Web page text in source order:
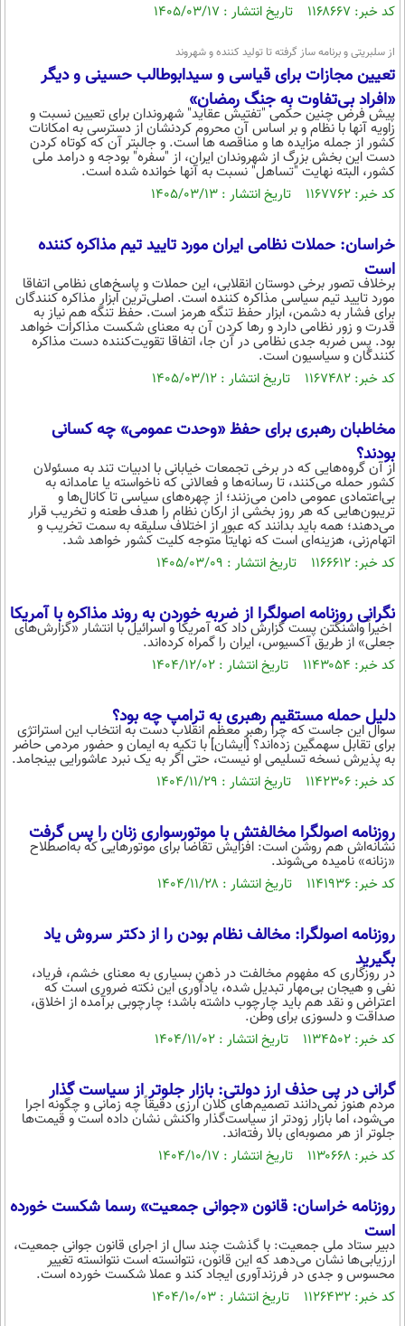
کد خبر: ۱۱۶۸۶۶۷ تاریخ انتشار : ۱۴۰۵/۰۳/۱۷
از سلبریتی و برنامه ساز گرفته تا تولید کننده و شهروند
تعیین مجازات برای قیاسی و سیدابوطالب حسینی و دیگر
«افراد بی‌تفاوت به جنگ رمضان»
پیش فرض چنین حکمی "تفتیش عقاید" شهروندان برای تعیین نسبت و
زاویه آنها با نظام و بر اساس آن محروم کردنشان از دسترسی به امکانات
کشور از جمله مزایده ها و مناقصه ها است. و جالبتر آن که کوتاه کردن
دست این بخش بزرگ از شهروندان ایران، از "سفره" بودجه و درامد ملی
کشور، البته نهایت "تساهل" نسبت به آنها خوانده شده است.
کد خبر: ۱۱۶۷۷۶۲ تاریخ انتشار : ۱۴۰۵/۰۳/۱۳
خراسان: حملات نظامی ایران مورد تایید تیم مذاکره کننده
است
برخلاف تصور برخی دوستان انقلابی، این حملات و پاسخ‌های نظامی اتفاقا
مورد تایید تیم سیاسی مذاکره کننده است. اصلی‌ترین ابزار مذاکره کنندگان
برای فشار به دشمن، ابزار حفظ تنگه هرمز است. حفظ تنگه هم نیاز به
قدرت و زور نظامی دارد و رها کردن آن به معنای شکست مذاکرات خواهد
بود. پس ضربه جدی نظامی در آن جا، اتفاقا تقویت‌کننده‌ دست مذاکره
کنندگان و سیاسیون است.
کد خبر: ۱۱۶۷۴۸۲ تاریخ انتشار : ۱۴۰۵/۰۳/۱۲
مخاطبان رهبری برای حفظ «وحدت عمومی» چه کسانی
بودند؟
از آن گروه‌هایی که در برخی تجمعات خیابانی با ادبیات تند به مسئولان
کشور حمله می‌کنند، تا رسانه‌ها و فعالانی که ناخواسته یا عامدانه به
بی‌اعتمادی عمومی دامن می‌زنند؛ از چهره‌های سیاسی تا کانال‌ها و
تریبون‌هایی که هر روز بخشی از ارکان نظام را هدف طعنه و تخریب قرار
می‌دهند؛ همه باید بدانند که عبور از اختلاف سلیقه به سمت تخریب و
اتهام‌زنی، هزینه‌ای است که نهایتاً متوجه کلیت کشور خواهد شد.
کد خبر: ۱۱۶۶۶۱۲ تاریخ انتشار : ۱۴۰۵/۰۳/۰۹
نگرانی روزنامه اصولگرا از ضربه خوردن به روند مذاکره با آمریکا
اخیراً واشنگتن پست گزارش داد که آمریکا و اسرائیل با انتشار «گزارش‌های
جعلی» از طریق آکسیوس، ایران را گمراه کرده‌اند.
کد خبر: ۱۱۴۳۰۵۴ تاریخ انتشار : ۱۴۰۴/۱۲/۰۲
دلیل حمله مستقیم رهبری به ترامپ چه بود؟
سوال این جاست که چرا رهبر معظم انقلاب دست به انتخاب این استراتژی
برای تقابل سهمگین زده‌اند؟ [ایشان] با تکیه به ایمان و حضور مردمی حاضر
به پذیرش نسخه تسلیمی او نیست، حتی اگر به یک نبرد عاشورایی بینجامد.
کد خبر: ۱۱۴۲۳۰۶ تاریخ انتشار : ۱۴۰۴/۱۱/۲۹
روزنامه اصولگرا مخالفتش با موتورسواری زنان را پس گرفت
نشانه‌اش هم روشن است: افزایش تقاضا برای موتورهایی که به‌اصطلاح
«زنانه» نامیده می‌شوند.
کد خبر: ۱۱۴۱۹۳۶ تاریخ انتشار : ۱۴۰۴/۱۱/۲۸
روزنامه اصولگرا: مخالف نظام بودن را از دکتر سروش یاد
بگیرید
​​​​​در روزگاری که مفهوم مخالفت در ذهن بسیاری به معنای خشم، فریاد،
نفی و هیجان بی‌مهار تبدیل شده، یادآوری این نکته ضروری است که
اعتراض و نقد هم باید چارچوب داشته باشد؛ چارچوبی برآمده از اخلاق،
صداقت و دلسوزی برای وطن.
کد خبر: ۱۱۳۴۵۰۲ تاریخ انتشار : ۱۴۰۴/۱۱/۰۲
گرانی در پی حذف ارز دولتی: بازار جلوتر از سیاست گذار
مردم هنوز نمی‌دانند تصمیم‌های کلان ارزی دقیقاً چه زمانی و چگونه اجرا
می‌شود، اما بازار زودتر از سیاست‌گذار واکنش نشان داده است و قیمت‌ها
جلوتر از هر مصوبه‌ای بالا رفته‌اند.
کد خبر: ۱۱۳۰۶۶۸ تاریخ انتشار : ۱۴۰۴/۱۰/۱۷
روزنامه خراسان: قانون «جوانی جمعیت» رسما شکست خورده
است
دبیر ستاد ملی جمعیت: با گذشت چند سال از اجرای قانون جوانی جمعیت،
ارزیابی‌ها نشان می‌دهد که این قانون، نتوانسته است نتوانسته تغییر
محسوس و جدی در فرزندآوری ایجاد کند و عملا شکست خورده است.
کد خبر: ۱۱۲۶۴۳۲ تاریخ انتشار : ۱۴۰۴/۱۰/۰۳